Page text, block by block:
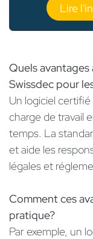
Lire
Quels
Swissdec pour
Un logiciel
charge de travail
temps. La
et aide les
légales et
Comment ces
pratique?
Par exemple, un